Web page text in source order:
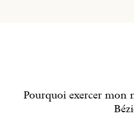
Pourquoi exercer mon